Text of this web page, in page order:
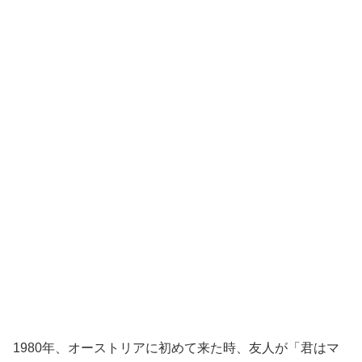
1980年、オーストリアに初めて来た時、友人が「君はマ